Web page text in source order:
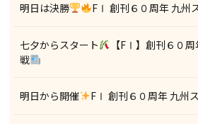
明日は決勝 FⅠ 創刊６０周年 九州
七夕からスタート
【FⅠ】創刊６０
戦
明日から開催 FⅠ 創刊６０周年 九州